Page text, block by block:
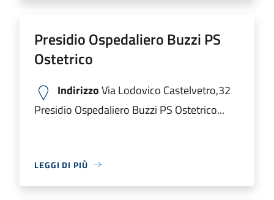
Presidio Ospedaliero Buzzi PS
Ostetrico
IndirizzoVia Lodovico Castelvetro,32
Presidio Ospedaliero Buzzi PS Ostetrico...
LEGGI DI PIÙ